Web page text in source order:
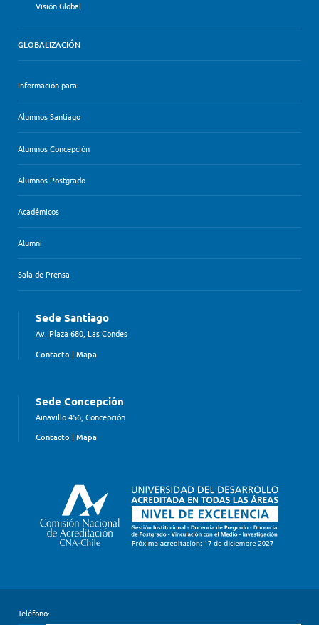
Visión Global
GLOBALIZACIÓN
Información para:
Alumnos Santiago
Alumnos Concepción
Alumnos Postgrado
Académicos
Alumni
Sala de Prensa
Sede Santiago
Av. Plaza 680, Las Condes
Contacto | Mapa
Sede Concepción
Ainavillo 456, Concepción
Contacto | Mapa
Teléfono: